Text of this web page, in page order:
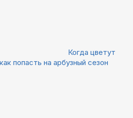
Когда цветут
попасть на арбузный сезон